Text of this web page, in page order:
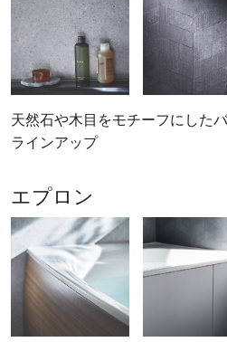
天然石や木目をモチーフにした
ラインアップ
エプロン